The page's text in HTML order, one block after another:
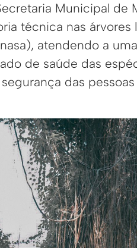
Municipal de
técnica nas árvores
atendendo a
de saúde das
das